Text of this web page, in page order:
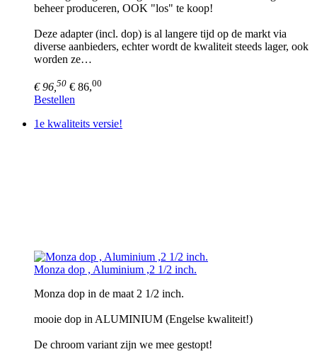
beheer produceren, OOK "los" te koop!
Deze adapter (incl. dop) is al langere tijd op de markt via
diverse aanbieders, echter wordt de kwaliteit steeds lager, ook
worden ze…
€ 96, 50 € 86,00
Bestellen
1e kwaliteits versie!
Monza dop , Aluminium ,2 1/2 inch.
Monza dop in de maat 2 1/2 inch.
mooie dop in ALUMINIUM (Engelse kwaliteit!)
De chroom variant zijn we mee gestopt!